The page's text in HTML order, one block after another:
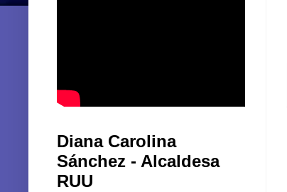
Diana Carolina
Sánchez - Alcaldesa
RUU